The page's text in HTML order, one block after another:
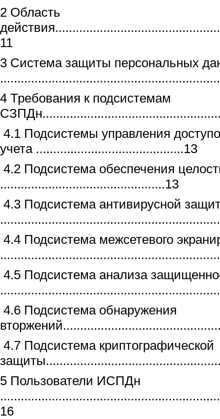
2 Область
11
3 Система защиты персональных
4 Требования к подсистемам
4.1 Подсистемы управления
учета ...........................................13
4.2 Подсистема обеспечения
................................................13
4.3 Подсистема антивирусной
4.4 Подсистема межсетевого
4.5 Подсистема анализа
4.6 Подсистема обнаружения
4.7 Подсистема криптографической
5 Пользователи ИСПДн
16